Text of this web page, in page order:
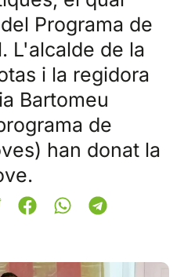
Programa de
L'alcalde de la
i la regidora
Bartomeu
de
han donat la